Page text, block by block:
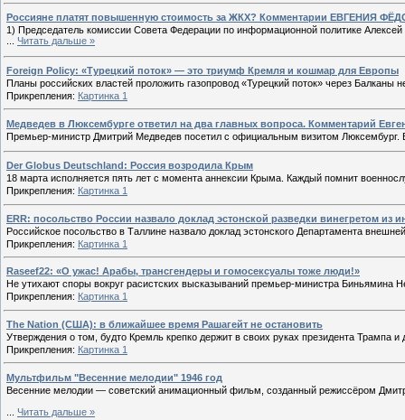
Россияне платят повышенную стоимость за ЖКХ? Комментарии ЕВГЕНИЯ
1) Председатель комиссии Совета Федерации по информационной политике
Читать дальше »
Foreign Policy: «Турецкий поток» — это триумф Кремля и кошмар для Европы
Планы российских властей проложить газопровод «Турецкий поток» через
Прикрепления: Картинка 1
Медведев в Люксембурге ответил на два главных вопроса. Комментарий
Премьер-министр Дмитрий Медведев посетил с официальным визитом
Der Globus Deutschland: Россия возродила Крым
18 марта исполняется пять лет с момента аннексии Крыма. Каждый помнит
Прикрепления: Картинка 1
ERR: посольство России назвало доклад эстонской разведки винегретом из
Российское посольство в Таллине назвало доклад эстонского Департамента
Прикрепления: Картинка 1
Raseef22: «О ужас! Арабы, трансгендеры и гомосексуалы тоже люди!»
Не утихают споры вокруг расистских высказываний премьер-министра Биньямина
Прикрепления: Картинка 1
The Nation (США): в ближайшее время Рашагейт не остановить
Утверждения о том, будто Кремль крепко держит в своих руках президента Трампа
Прикрепления: Картинка 1
Мультфильм "Весенние мелодии" 1946 год
Весенние мелодии — советский анимационный фильм, созданный режиссёром
Читать дальше »